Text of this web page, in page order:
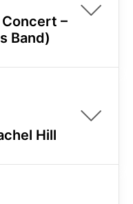
Concert –
Band)
Hill